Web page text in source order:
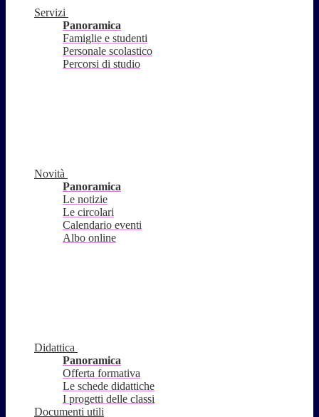
Servizi
Panoramica
Famiglie e studenti
Personale scolastico
Percorsi di studio
Novità
Panoramica
Le notizie
Le circolari
Calendario eventi
Albo online
Didattica
Panoramica
Offerta formativa
Le schede didattiche
I progetti delle classi
Documenti utili